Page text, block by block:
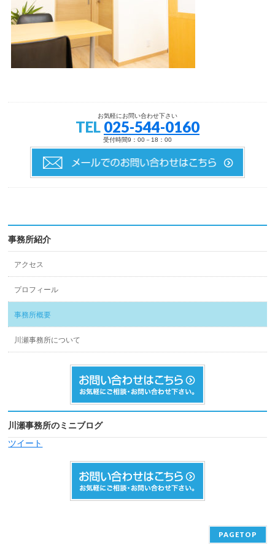
お気軽にお問い合わせ下さい
TEL 025-544-0160
受付時間9：00－18：00
事務所紹介
アクセス
プロフィール
事務所概要
川瀬事務所について
川瀬事務所のミニブログ
ツイート
PAGETOP